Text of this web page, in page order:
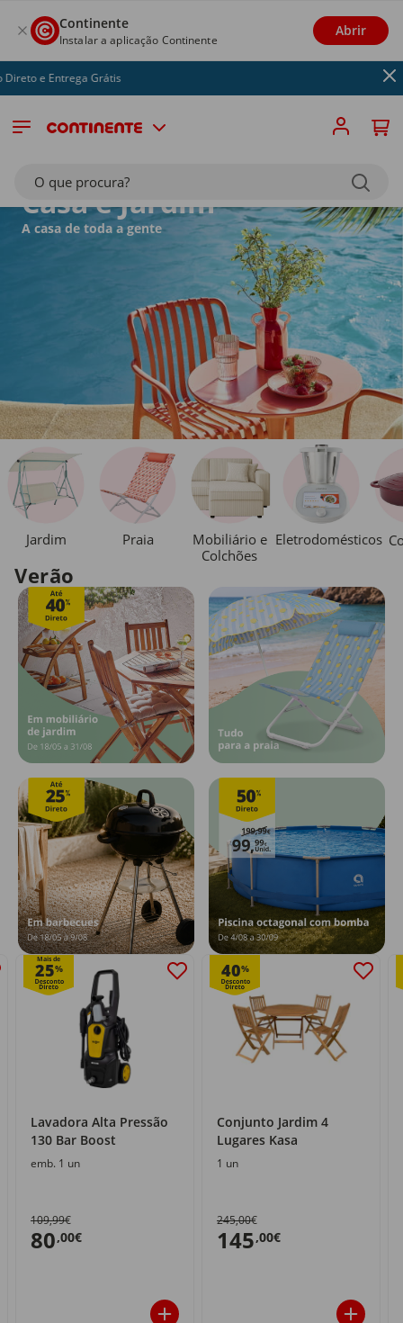
Continente
Instalar a aplicação Continente
Abrir
Grátis
O que procura?
Casa e Jardim
A casa de toda a gente
Jardim Praia
Mobiliário e
Colchões
Eletrodomésticos
Verão
Mais de
25%
Lavadora Alta Pressão
130 Bar Boost
emb. 1 un
109,99€
80,00€
40%
Conjunto Jardim 4
Lugares Kasa
1 un
245,00€
145,00€